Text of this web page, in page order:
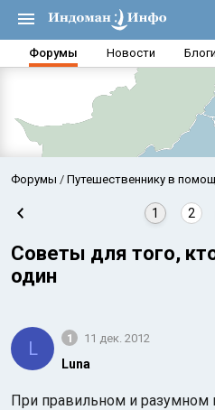
Форумы Новости Блоги
Аравийское море
Форумы Путешественнику в
1 2
Советы для того,
один
L 1 11 дек. 2012
Luna
При правильном и разумном